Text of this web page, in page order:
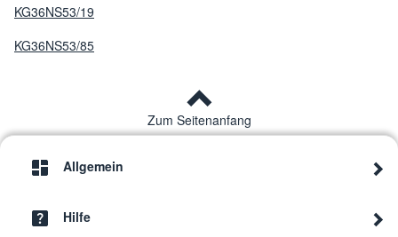
KG36NS53/19
KG36NS53/85
Zum Seitenanfang
Allgemein
Hilfe